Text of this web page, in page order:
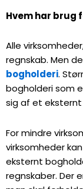
Hvem har brug
Alle
regnskab. Men
bogholderi.
bogholderi som
sig af et
For mindre
virksomheder
eksternt
regnskaber. Der